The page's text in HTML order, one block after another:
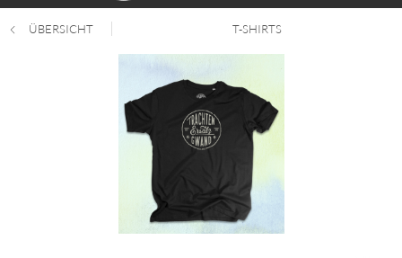
ÜBERSICHT T-SHIRTS